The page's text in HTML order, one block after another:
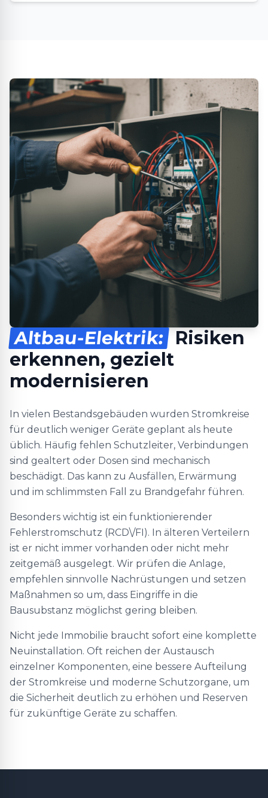
Altbau-Elektrik: Risiken
erkennen, gezielt
modernisieren
In vielen Bestandsgebäuden wurden Stromkreise
für deutlich weniger Geräte geplant als heute
üblich. Häufig fehlen Schutzleiter, Verbindungen
sind gealtert oder Dosen sind mechanisch
beschädigt. Das kann zu Ausfällen, Erwärmung
und im schlimmsten Fall zu Brandgefahr führen.
Besonders wichtig ist ein funktionierender
Fehlerstromschutz (RCD\/FI). In älteren Verteilern
ist er nicht immer vorhanden oder nicht mehr
zeitgemäß ausgelegt. Wir prüfen die Anlage,
empfehlen sinnvolle Nachrüstungen und setzen
Maßnahmen so um, dass Eingriffe in die
Bausubstanz möglichst gering bleiben.
Nicht jede Immobilie braucht sofort eine komplette
Neuinstallation. Oft reichen der Austausch
einzelner Komponenten, eine bessere Aufteilung
der Stromkreise und moderne Schutzorgane, um
die Sicherheit deutlich zu erhöhen und Reserven
für zukünftige Geräte zu schaffen.